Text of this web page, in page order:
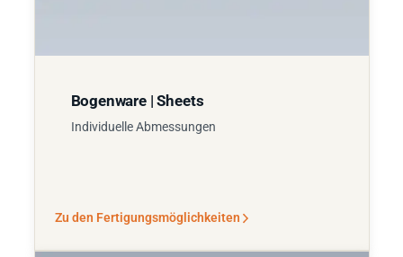
Bogenware | Sheets
Individuelle Abmessungen
Zu den Fertigungsmöglichkeiten